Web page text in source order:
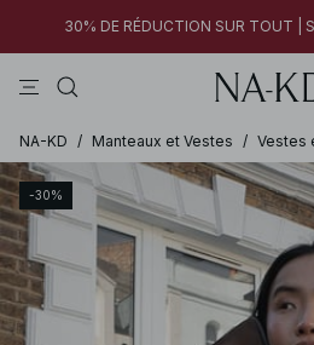
05h 48m 12s
FINAL SALE | SHOPPEZ
05h 48m 12s
FINAL SALE | SHOPPEZ
30% DE RÉDUCTION SUR TOUT |
NA-KD / Manteaux et Vestes / Vestes
-30%